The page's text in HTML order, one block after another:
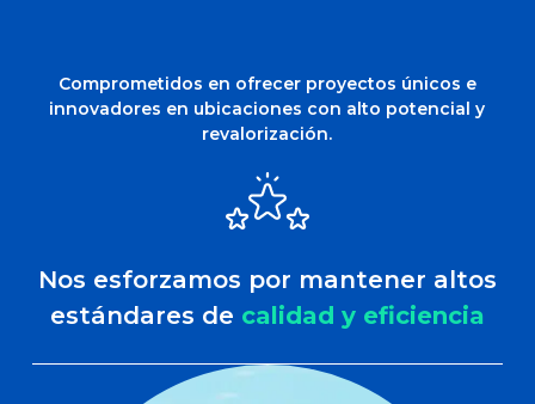
Comprometidos en ofrecer proyectos únicos e
innovadores en ubicaciones con alto potencial y
revalorización.
Nos esforzamos por mantener altos
estándares de calidad y eficiencia